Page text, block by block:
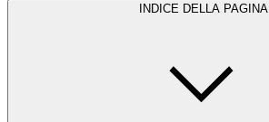
INDICE DELLA PAGINA